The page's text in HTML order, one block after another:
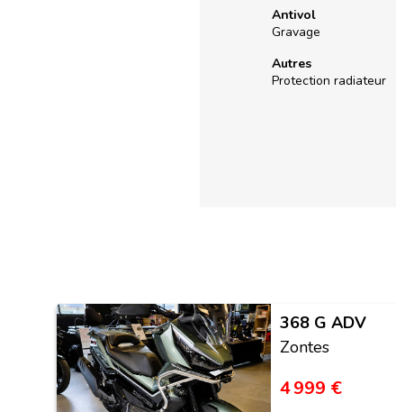
Antivol
Gravage
Autres
Protection radiateur
368 G ADV
Zontes
4 999 €